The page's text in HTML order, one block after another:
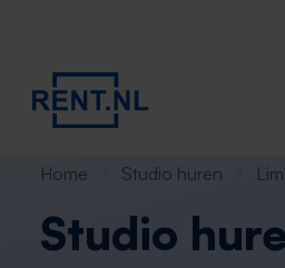
Home Studio huren
Studio